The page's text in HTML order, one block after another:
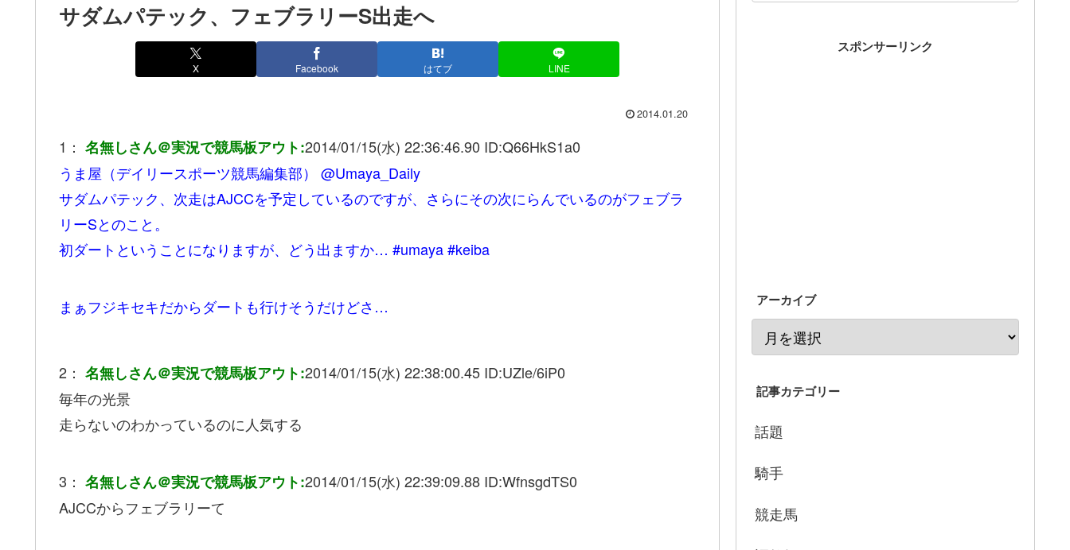
サダムパテック、フェブラリーS出走へ
X Facebook はてブ LINE
2014.01.20
1： 名無しさん＠実況で競馬板アウト:2014/01/15(水) 22:36:46.90 ID:Q66HkS1a0
うま屋（デイリースポーツ競馬編集部） @Umaya_Daily
サダムパテック、次走はAJCCを予定しているのですが、さらにその次にらんでいるのがフェブラ
リーSとのこと。
初ダートということになりますが、どう出ますか… #umaya #keiba
まぁフジキセキだからダートも行けそうだけどさ…
2： 名無しさん＠実況で競馬板アウト:2014/01/15(水) 22:38:00.45 ID:UZle/6iP0
毎年の光景
走らないのわかっているのに人気する
3： 名無しさん＠実況で競馬板アウト:2014/01/15(水) 22:39:09.88 ID:WfnsgdTS0
AJCCからフェブラリーて
スポンサーリンク
アーカイブ
記事カテゴリー
話題
騎手
競走馬